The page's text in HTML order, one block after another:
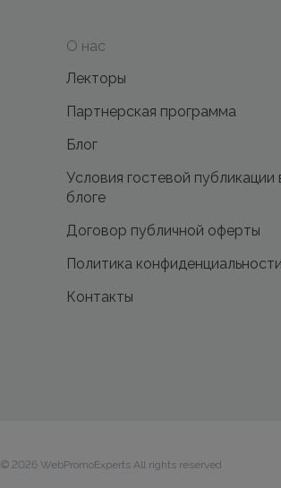
О нас
Лекторы
Партнерская программа
Блог
Условия гостевой публикации
блоге
Договор публичной оферты
Политика конфиденциальности
Контакты
© 2026 WebPromoExperts All rights reserved